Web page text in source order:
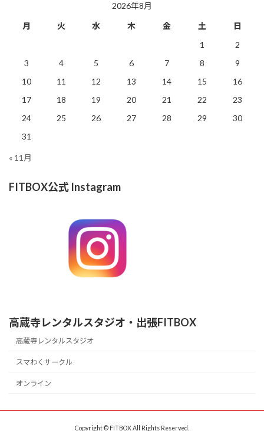
2026年8月
月
火 水 木 金 土
日
1
2
3
4 5 6 7 8
9
10
11 12 13 14 15
16
17
18 19 20 21 22
23
24
25 26 27 28 29
30
31
« 11月
FITBOX公式 Instagram
高蔵寺レンタルスタジオ・出張FITBOX
高蔵寺レンタルスタジオ
スマわくサークル
オンライン
Copyright © FITBOX All Rights Reserved.